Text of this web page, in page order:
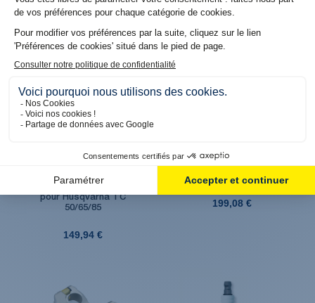
Produit en réassort. Livraison sous 6 jours
ouvrés
Tabouret de stand
pour Husqvarna TC
50/65/85
149,94 €
Produit en stock. Livraison 48H
Rampe pliable pour moto
199,08 €